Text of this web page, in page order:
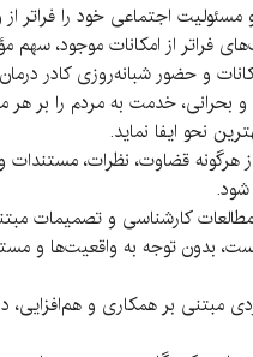
اجتماعی خود را فراتر
فراتر از امکانات موجود،
و حضور شبانه‌روزی کادر
خدمت به مردم را بر هر
نحو ایفا نماید.
قضاوت، نظرات،
مطالعات کارشناسی و
بدون توجه به واقعیت‌ها و
مبتنی بر همکاری و